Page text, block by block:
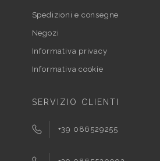
Spedizioni e consegne
Negozi
Informativa privacy
Informativa cookie
SERVIZIO CLIENTI
+39 086529255